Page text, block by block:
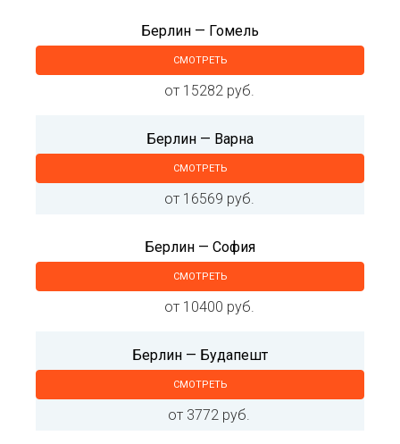
Берлин — Гомель
СМОТРЕТЬ
от 15282 руб.
Берлин — Варна
СМОТРЕТЬ
от 16569 руб.
Берлин — София
СМОТРЕТЬ
от 10400 руб.
Берлин — Будапешт
СМОТРЕТЬ
от 3772 руб.